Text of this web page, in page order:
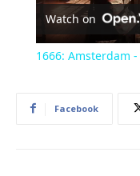
Watch on
1666: Amsterdam
Facebook